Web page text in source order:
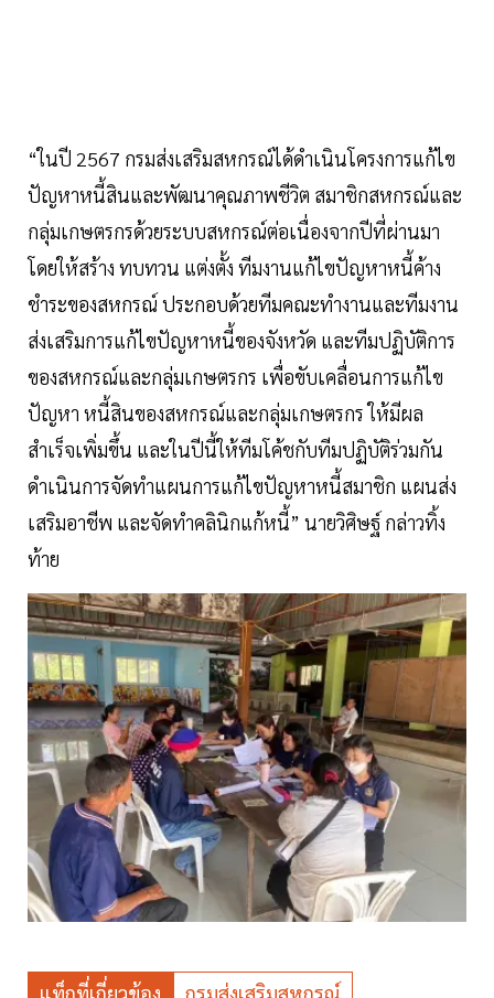
“ในปี 2567 กรมส่งเสริมสหกรณ์ได้ดำเนินโครงการแก้ไข
ปัญหาหนี้สินและพัฒนาคุณภาพชีวิต สมาชิกสหกรณ์และ
กลุ่มเกษตรกรด้วยระบบสหกรณ์ต่อเนื่องจากปีที่ผ่านมา
โดยให้สร้าง ทบทวน แต่งตั้ง ทีมงานแก้ไขปัญหาหนี้ค้าง
ชำระของสหกรณ์ ประกอบด้วยทีมคณะทำงานและทีมงาน
ส่งเสริมการแก้ไขปัญหาหนี้ของจังหวัด และทีมปฏิบัติการ
ของสหกรณ์และกลุ่มเกษตรกร เพื่อขับเคลื่อนการแก้ไข
ปัญหา หนี้สินของสหกรณ์และกลุ่มเกษตรกร ให้มีผล
สำเร็จเพิ่มขึ้น และในปีนี้ให้ทีมโค้ชกับทีมปฏิบัติร่วมกัน
ดำเนินการจัดทำแผนการแก้ไขปัญหาหนี้สมาชิก แผนส่ง
เสริมอาชีพ และจัดทำคลินิกแก้หนี้” นายวิศิษฐ์ กล่าวทิ้ง
ท้าย